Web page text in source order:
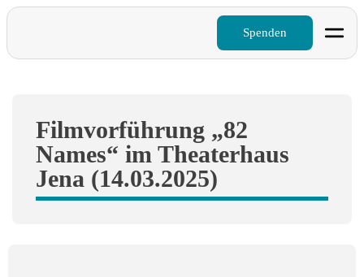
Spenden
Filmvorführung „82
Names“ im Theaterhaus
Jena (14.03.2025)